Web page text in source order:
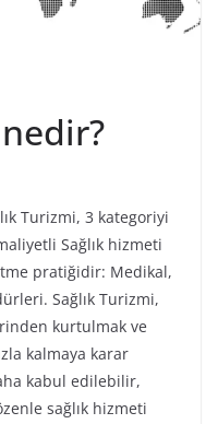
Turizmi, 3 kategoriyi
Sağlık hizmeti
pratiğidir: Medikal,
Sağlık Turizmi,
kurtulmak ve
kalmaya karar
kabul edilebilir,
sağlık hizmeti